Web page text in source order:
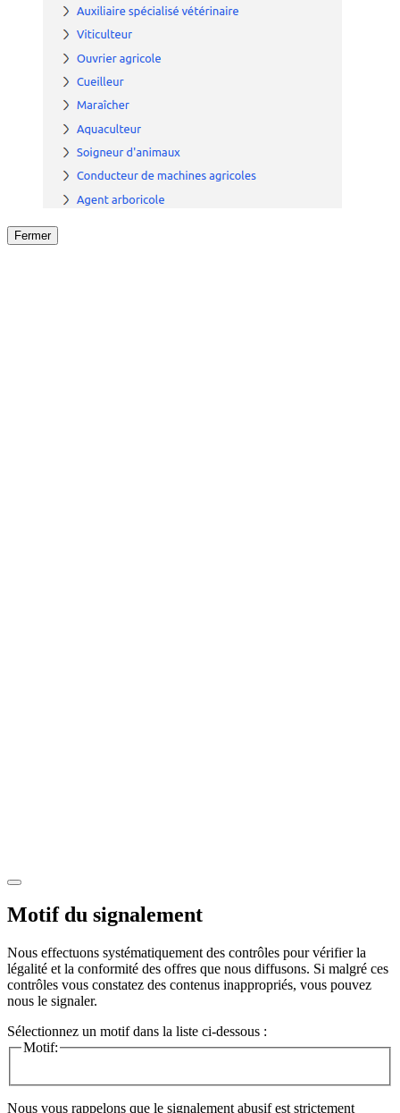
Fermer
Motif du signalement
Nous effectuons systématiquement des contrôles pour vérifier la
légalité et la conformité des offres que nous diffusons. Si malgré ces
contrôles vous constatez des contenus inappropriés, vous pouvez
nous le signaler.
Sélectionnez un motif dans la liste ci-dessous :
Motif:
Nous vous rappelons que le signalement abusif est strictement